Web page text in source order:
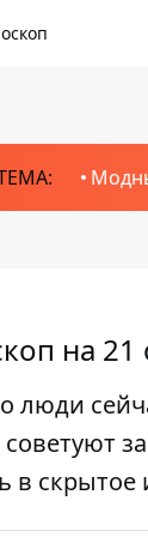
на 21
люди
в скрытое